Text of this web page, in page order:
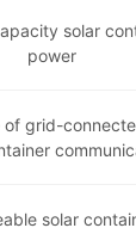
solar
power
of grid-
solar